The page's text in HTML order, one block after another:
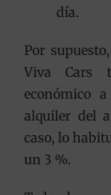
día.
Por
Viva Cars
económico
alquiler del
caso, lo
un 3 %.